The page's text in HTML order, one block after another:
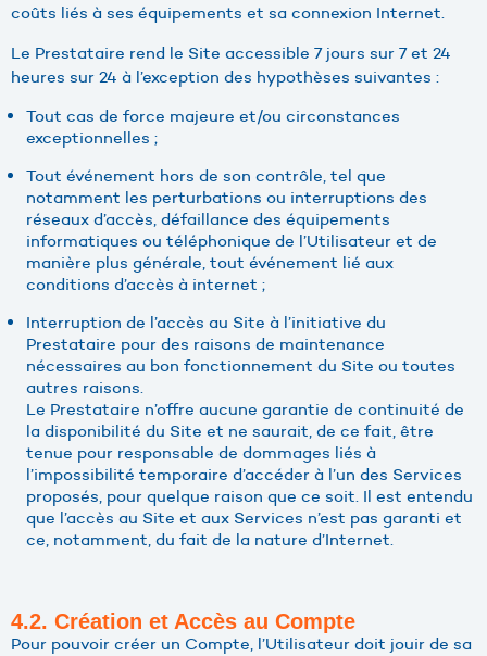
coûts liés à ses équipements et sa connexion Internet.
Le Prestataire rend le Site accessible 7 jours sur 7 et 24
heures sur 24 à l’exception des hypothèses suivantes :
Tout cas de force majeure et/ou circonstances
exceptionnelles ;
Tout événement hors de son contrôle, tel que
notamment les perturbations ou interruptions des
réseaux d’accès, défaillance des équipements
informatiques ou téléphonique de l’Utilisateur et de
manière plus générale, tout événement lié aux
conditions d’accès à internet ;
Interruption de l’accès au Site à l’initiative du
Prestataire pour des raisons de maintenance
nécessaires au bon fonctionnement du Site ou toutes
autres raisons.
Le Prestataire n’offre aucune garantie de continuité de
la disponibilité du Site et ne saurait, de ce fait, être
tenue pour responsable de dommages liés à
l’impossibilité temporaire d’accéder à l’un des Services
proposés, pour quelque raison que ce soit. Il est entendu
que l’accès au Site et aux Services n’est pas garanti et
ce, notamment, du fait de la nature d’Internet.
4.2. Création et Accès au Compte
Pour pouvoir créer un Compte, l’Utilisateur doit jouir de sa